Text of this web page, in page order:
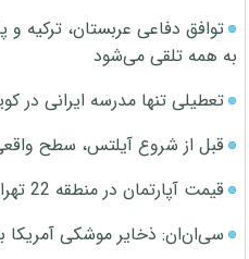
توافق دفاعی عربستان، ترکیه
به همه تلقی می‌شود
تعطیلی تنها مدرسه ایرانی در
قبل از شروع آیلتس، سطح
قیمت آپارتمان در منطقه 22 تهران چقدر است؟
سی‌ان‌ان: ذخایر موشکی